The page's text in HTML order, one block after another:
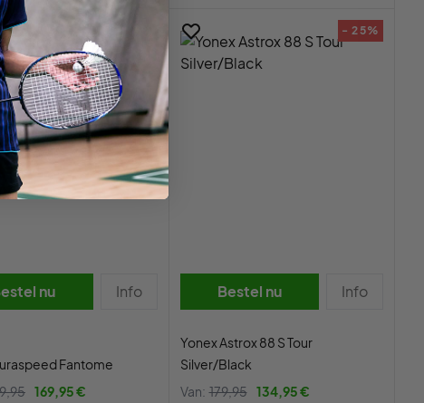
nu Info
Fantome
169,95 €
- 25%
Bestel nu Info
Yonex Astrox 88 S Tour
Silver/Black
Van: 179,95 134,95 €